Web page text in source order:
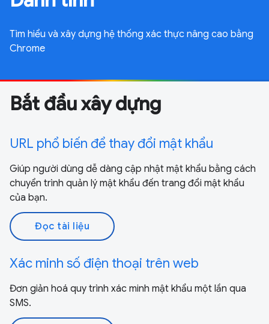
Tìm hiểu và xây dựng hệ thống xác thực nâng cao bằng
Chrome
Bắt đầu xây dựng
URL phổ biến để thay đổi mật khẩu
Giúp người dùng dễ dàng cập nhật mật khẩu bằng cách
chuyển trình quản lý mật khẩu đến trang đổi mật khẩu
của bạn.
Đọc tài liệu
Xác minh số điện thoại trên web
Đơn giản hoá quy trình xác minh mật khẩu một lần qua
SMS.